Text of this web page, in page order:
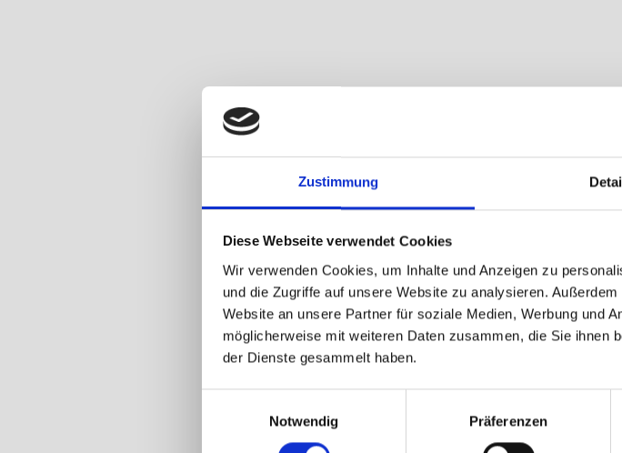
Zustimmung
Diese Webseite verwendet Cookies
Wir verwenden Cookies, um Inhalte und Anzeigen zu
und die Zugriffe auf unsere Website zu analysieren.
Website an unsere Partner für soziale Medien, Werbung und
möglicherweise mit weiteren Daten zusammen, die Sie ihnen
der Dienste gesammelt haben.
Notwendig
Präferenzen